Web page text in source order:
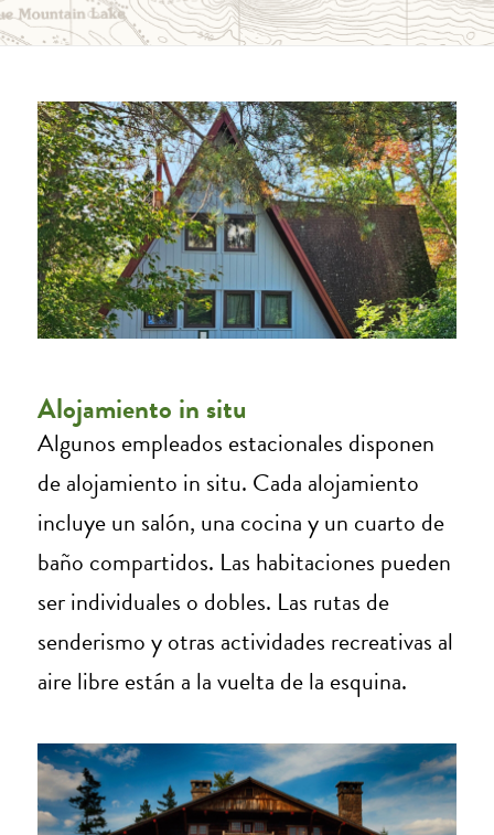
Alojamiento in situ
Algunos empleados estacionales disponen
de alojamiento in situ. Cada alojamiento
incluye un salón, una cocina y un cuarto de
baño compartidos. Las habitaciones pueden
ser individuales o dobles. Las rutas de
senderismo y otras actividades recreativas al
aire libre están a la vuelta de la esquina.